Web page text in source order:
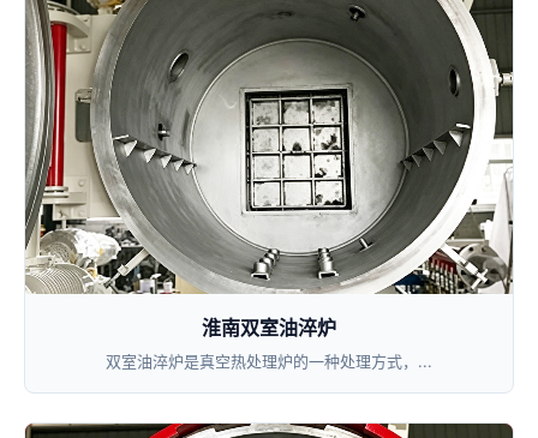
淮南双室油淬炉
双室油淬炉是真空热处理炉的一种处理方式，...